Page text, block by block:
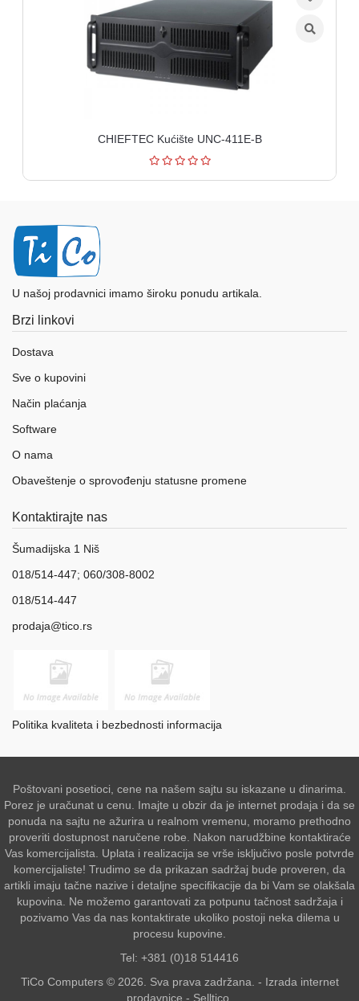
CHIEFTEC Kućište UNC-411E-B
U našoj prodavnici imamo široku ponudu artikala.
Brzi linkovi
Dostava
Sve o kupovini
Način plaćanja
Software
O nama
Obaveštenje o sprovođenju statusne promene
Kontaktirajte nas
Šumadijska 1 Niš
018/514-447; 060/308-8002
018/514-447
prodaja@tico.rs
Politika kvaliteta i bezbednosti informacija
Poštovani posetioci, cene na našem sajtu su iskazane u dinarima.
Porez je uračunat u cenu. Imajte u obzir da je internet prodaja i da se
ponuda na sajtu ne ažurira u realnom vremenu, moramo prethodno
proveriti dostupnost naručene robe. Nakon narudžbine kontaktiraće
Vas komercijalista. Uplata i realizacija se vrše isključivo posle potvrde
komercijaliste! Trudimo se da prikazan sadržaj bude proveren, da
artikli imaju tačne nazive i detaljne specifikacije da bi Vam se olakšala
kupovina. Ne možemo garantovati za potpunu tačnost sadržaja i
pozivamo Vas da nas kontaktirate ukoliko postoji neka dilema u
procesu kupovine.
Tel: +381 (0)18 514416
TiCo Computers © 2026. Sva prava zadržana. - Izrada internet
prodavnice - Selltico.